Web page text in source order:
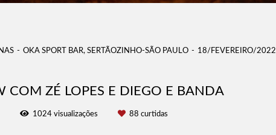
OKA SPORT BAR, SERTÃOZINHO-SÃO PAULO 18/FEVEREIRO/2022
COM ZÉ LOPES E DIEGO E BANDA
1024visualizações 88 curtidas